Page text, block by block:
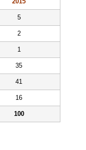
5
2
1
35
41
16
100